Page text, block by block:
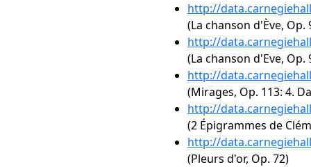
http://
(La chanson d'Ève, Op.
http://
(La chanson d'Eve, Op.
http://
(Mirages, Op. 113: 4.
http://
(2 Épigrammes de
http://
(Pleurs d'or, Op. 72)